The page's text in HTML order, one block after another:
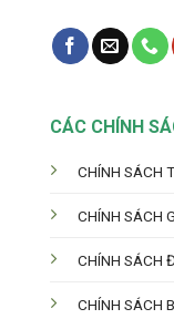
CÁC CHÍNH
CHÍNH SÁCH
CHÍNH SÁCH
CHÍNH SÁCH
CHÍNH SÁCH